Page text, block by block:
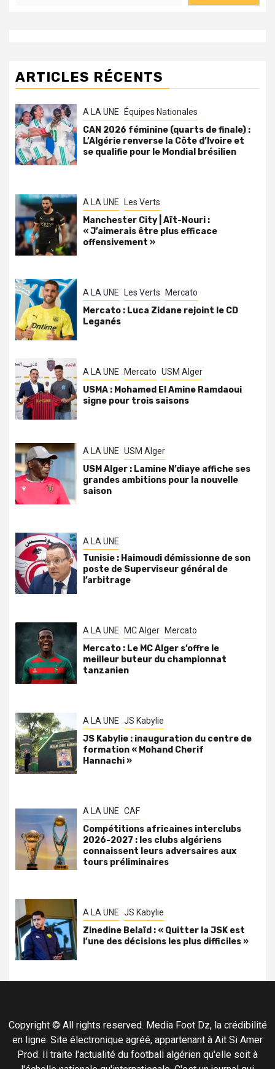
ARTICLES RÉCENTS
A LA UNE Équipes Nationales
CAN 2026 féminine (quarts de finale) :
L’Algérie renverse la Côte d’Ivoire et
se qualifie pour le Mondial brésilien
A LA UNE Les Verts
Manchester City | Aït-Nouri :
« J’aimerais être plus efficace
offensivement »
A LA UNE Les Verts Mercato
Mercato : Luca Zidane rejoint le CD
Leganés
A LA UNE Mercato USM Alger
USMA : Mohamed El Amine Ramdaoui
signe pour trois saisons
A LA UNE USM Alger
USM Alger : Lamine N’diaye affiche ses
grandes ambitions pour la nouvelle
saison
A LA UNE
Tunisie : Haimoudi démissionne de son
poste de Superviseur général de
l’arbitrage
A LA UNE MC Alger Mercato
Mercato : Le MC Alger s’offre le
meilleur buteur du championnat
tanzanien
A LA UNE JS Kabylie
JS Kabylie : inauguration du centre de
formation « Mohand Cherif
Hannachi »
A LA UNE CAF
Compétitions africaines interclubs
2026-2027 : les clubs algériens
connaissent leurs adversaires aux
tours préliminaires
A LA UNE JS Kabylie
Zinedine Belaïd : « Quitter la JSK est
l’une des décisions les plus difficiles »
Copyright © All rights reserved. Media Foot Dz, la crédibilité
en ligne. Site électronique agréé, appartenant à Ait Si Amer
Prod. Il traite l'actualité du football algérien qu'elle soit à